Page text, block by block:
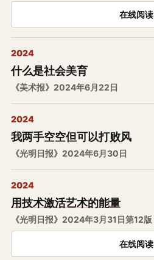
在线阅读
2024
什么是社会美育
《美术报》2024年6月22日
2024
我两手空空但可以打败风
《光明日报》2024年6月30日
2024
用技术激活艺术的能量
《光明日报》2024年3月31日第12版
在线阅读